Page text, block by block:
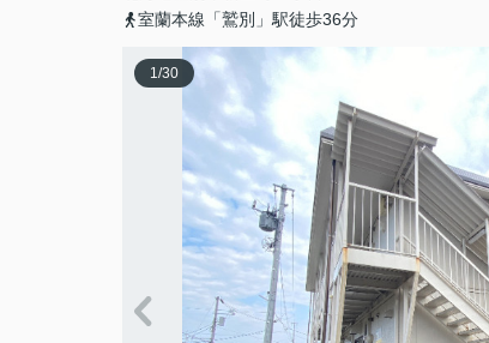
室蘭本線「鷲別」駅徒歩36分
1/30